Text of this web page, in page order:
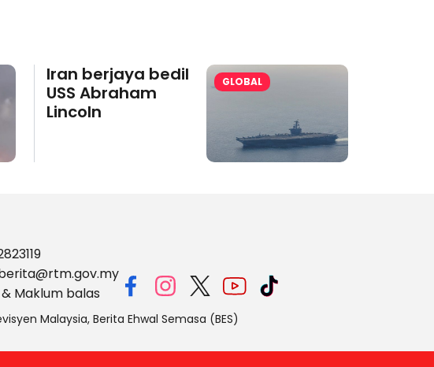
Iran berjaya bedil
USS Abraham
Lincoln
GLOBAL
Maklum balas
Malaysia, Berita Ehwal Semasa (BES)